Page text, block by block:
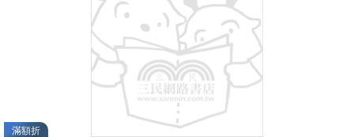
滿額折